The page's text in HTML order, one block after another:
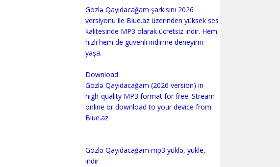
Gözlə Qayıdacağam şarkısını 2026
versiyonu ile Blue.az üzerinden yüksek ses
kalitesinde MP3 olarak ücretsiz indir. Hem
hızlı hem de güvenli indirme deneyimi
yaşa.
Download
Gözlə Qayıdacağam (2026 version) in
high-quality MP3 format for free. Stream
online or download to your device from
Blue.az.
Gözlə Qayıdacağam mp3 yüklə, yukle,
indir